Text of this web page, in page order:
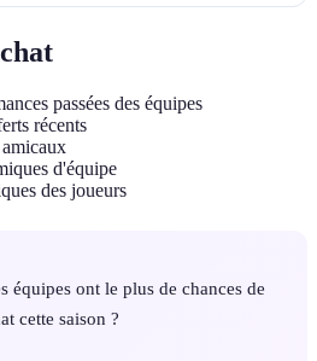
passées des équipes
récents
d'équipe
des joueurs
équipes ont le plus de chances de
cette saison ?